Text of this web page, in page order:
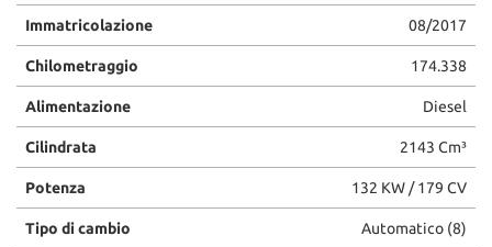
Immatricolazione 08/2017
Chilometraggio 174.338
Alimentazione Diesel
Cilindrata 2143 Cm³
Potenza 132 KW / 179 CV
Tipo di cambio Automatico (8)